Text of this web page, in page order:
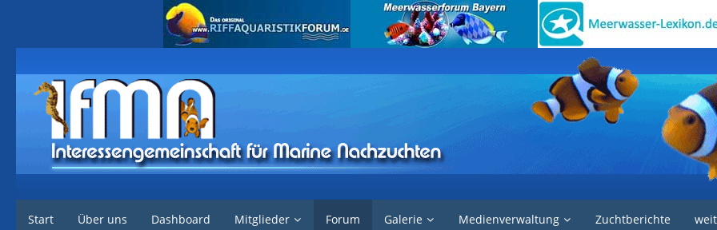
Start Über uns Dashboard Mitglieder Forum Galerie Medienverwaltung Zuchtberichte